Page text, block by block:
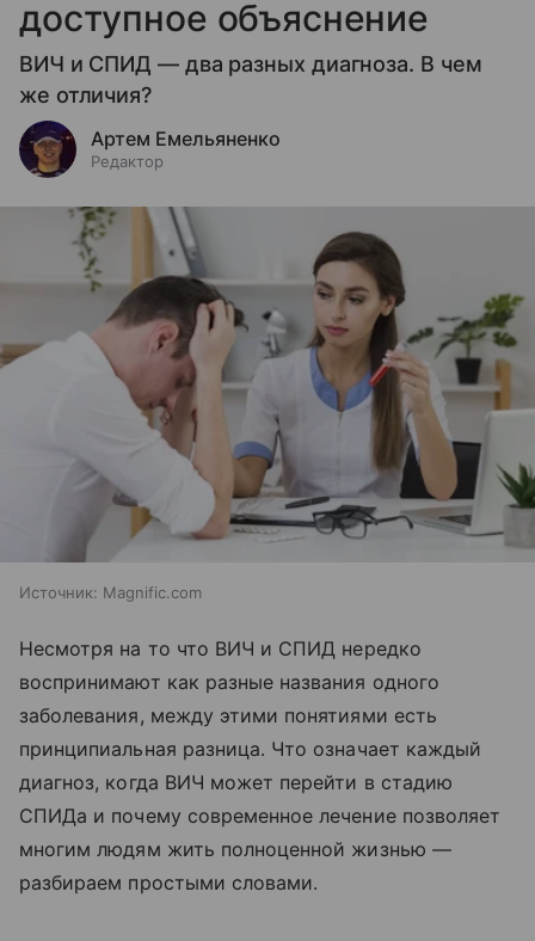
доступное объяснение
ВИЧ и СПИД — два разных диагноза. В чем
же отличия?
Артем Емельяненко
Редактор
Источник: Magnific.com
Несмотря на то что ВИЧ и СПИД нередко
воспринимают как разные названия одного
заболевания, между этими понятиями есть
принципиальная разница. Что означает каждый
диагноз, когда ВИЧ может перейти в стадию
СПИДа и почему современное лечение позволяет
многим людям жить полноценной жизнью —
разбираем простыми словами.